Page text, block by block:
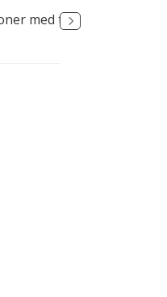
med tetraplegi